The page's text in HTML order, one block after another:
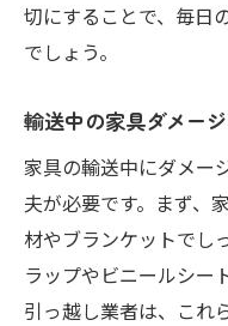
切にすることで、毎日
でしょう。
輸送中の家具ダメー
家具の輸送中にダメー
夫が必要です。まず、
材やブランケットでし
ラップやビニールシー
引っ越し業者は、これ